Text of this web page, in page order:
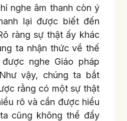
nghe âm thanh còn ý
lại được biết đến
ràng sự thật ấy khác
ta nhận thức về thế
nghe Giáo pháp
vậy, chúng ta bắt
rằng có một sự thật
rõ và cần được hiểu
cũng không thể đẩy